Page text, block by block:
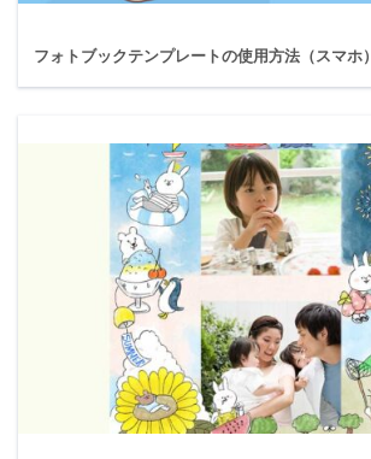
フォトブックテンプレートの使用方法（スマホ）